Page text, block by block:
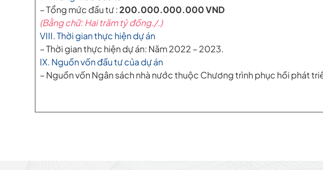
– Tổng mức đầu tư :200.000.000.000 VND
(Bằng chữ: Hai trăm tỷ đồng./.)
VIII. Thời gian thực hiện dự án
– Thời gian thực hiện dự án: Năm 2022 – 2023.
IX. Nguồn vốn đầu tư của dự án
– Nguồn vốn Ngân sách nhà nước thuộc Chương trình phục hồi phát